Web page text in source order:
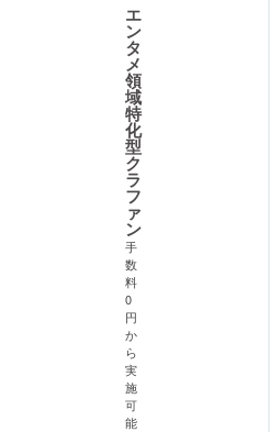
エ
ン
タ
メ
領
域
特
化
型
ク
ラ
フ
ァ
ン
手
数
料
0
円
か
ら
実
施
可
能